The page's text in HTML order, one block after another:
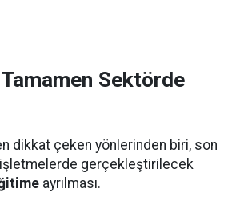
Sektörde
dikkat çeken yönlerinden biri, son
işletmelerde gerçekleştirilecek
ayrılması.